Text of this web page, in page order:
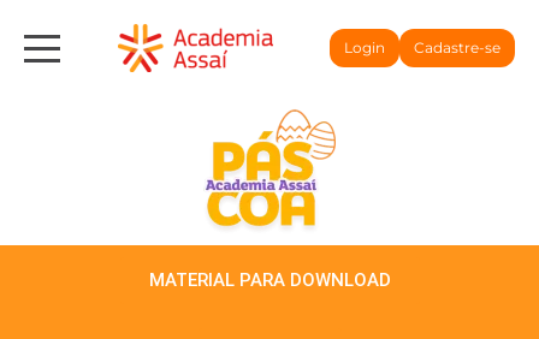
Login Cadastre-se
MATERIAL PARA DOWNLOAD